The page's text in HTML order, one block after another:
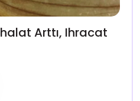
Arttı, Ihracat